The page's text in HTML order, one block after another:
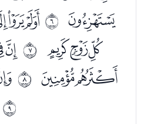
ﭾ ﰅ
ﮈﮉﮊ ﰆ
ﮓﮔ ﰇ
ﰈ